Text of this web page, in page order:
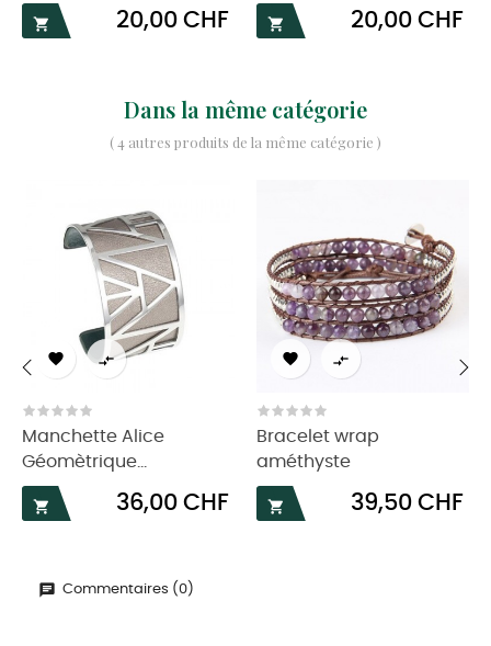

Prix
20,00 CHF 
Prix
20,00 CHF
Dans la même catégorie
( 4 autres produits de la même catégorie )
 
Manchette Alice
Géomètrique...

Prix
36,00 CHF
 
Bracelet wrap
améthyste

Prix
39,50 CHF
‹
Commentaires (0)